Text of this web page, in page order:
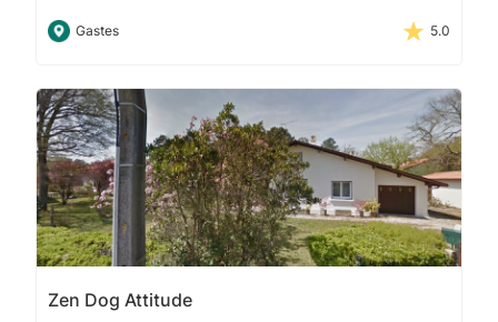
Gastes 5.0
Zen Dog Attitude